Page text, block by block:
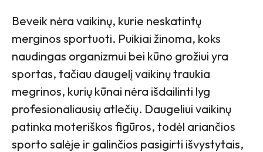
Beveik nėra vaikinų, kurie neskatintų
merginos sportuoti. Puikiai žinoma, koks
naudingas organizmui bei kūno grožiui yra
sportas, tačiau daugelį vaikinų traukia
megrinos, kurių kūnai nėra išdailinti lyg
profesionaliausių atlečių. Daugeliui vaikinų
patinka moteriškos figūros, todėl ariančios
sporto salėje ir galinčios pasigirti išvystytais,